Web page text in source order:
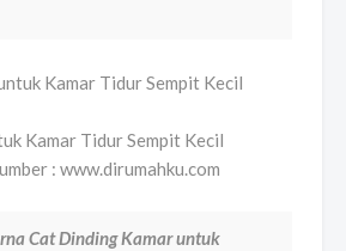
Kamar Tidur Sempit Kecil
: www.dirumahku.com
Cat Dinding Kamar untuk